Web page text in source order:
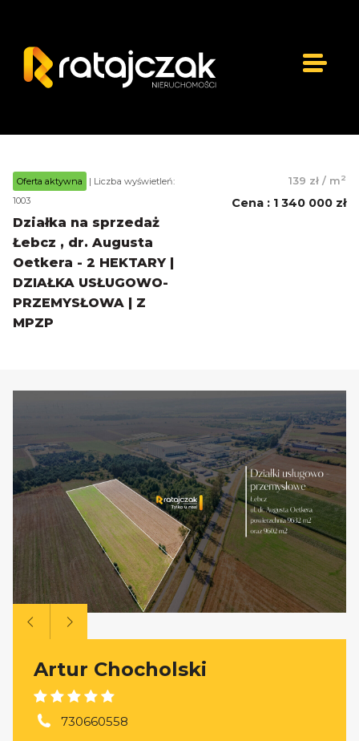
Oferta aktywna
| Liczba wyświetleń:
1003
Działka na sprzedaż
Łebcz , dr. Augusta
Oetkera - 2 HEKTARY |
DZIAŁKA USŁUGOWO-
PRZEMYSŁOWA | Z
MPZP
139 zł / m2
Cena : 1 340 000 zł
Artur Chocholski
730660558